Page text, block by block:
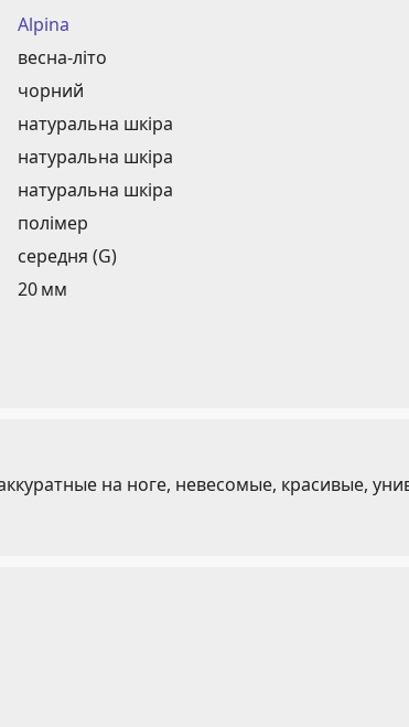
Alpina
весна-літо
чорний
натуральна шкіра
натуральна шкіра
натуральна шкіра
полімер
середня (G)
20 мм
на ноге, невесомые, красивые,